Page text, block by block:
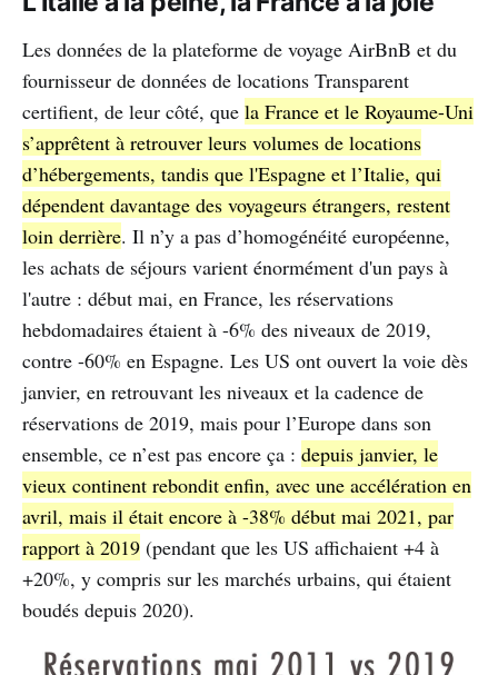
Les données de la plateforme de voyage AirBnB et du
fournisseur de données de locations Transparent
certifient, de leur côté, que la France et le Royaume-Uni
s’apprêtent à retrouver leurs volumes de locations
d’hébergements, tandis que l'Espagne et l’Italie, qui
dépendent davantage des voyageurs étrangers, restent
loin derrière. Il n’y a pas d’homogénéité européenne,
les achats de séjours varient énormément d'un pays à
l'autre : début mai, en France, les réservations
hebdomadaires étaient à -6% des niveaux de 2019,
contre -60% en Espagne. Les US ont ouvert la voie dès
janvier, en retrouvant les niveaux et la cadence de
réservations de 2019, mais pour l’Europe dans son
ensemble, ce n’est pas encore ça : depuis janvier, le
vieux continent rebondit enfin, avec une accélération en
avril, mais il était encore à -38% début mai 2021, par
rapport à 2019 (pendant que les US affichaient +4 à
+20%, y compris sur les marchés urbains, qui étaient
boudés depuis 2020).